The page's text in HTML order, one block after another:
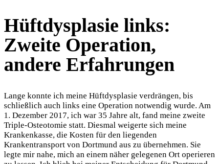
Hüftdysplasie links:
Zweite Operation,
andere Erfahrungen
Lange konnte ich meine Hüftdysplasie verdrängen, bis
schließlich auch links eine Operation notwendig wurde. Am
1. Dezember 2017, ich war 35 Jahre alt, fand meine zweite
Triple-Osteotomie statt. Diesmal weigerte sich meine
Krankenkasse, die Kosten für den liegenden
Krankentransport von Dortmund aus zu übernehmen. Sie
legte mir nahe, mich an einem näher gelegenen Ort operieren